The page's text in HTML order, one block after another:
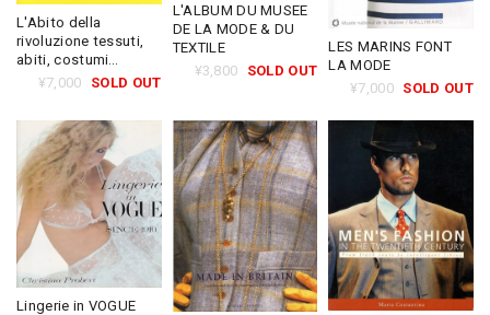
L'Abito della
rivoluzione tessuti,
abiti, costumi
nell'Unione Sovietica
¥7,000 SOLD OUT
L'ALBUM DU MUSEE
DE LA MODE & DU
TEXTILE
¥3,800
SOLD OUT
LES MARINS FONT
LA MODE
¥7,000 SOLD OUT
Lingerie in VOGUE